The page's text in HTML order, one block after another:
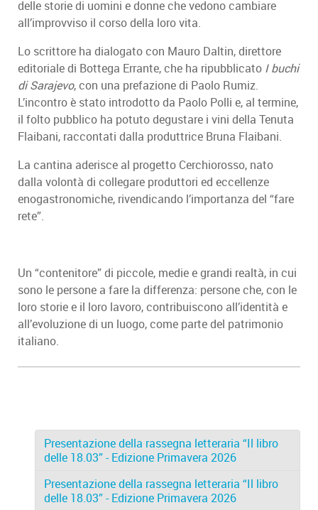
delle storie di uomini e donne che vedono cambiare
all’improvviso il corso della loro vita.
Lo scrittore ha dialogato con Mauro Daltin, direttore
editoriale di Bottega Errante, che ha ripubblicato I buchi
di Sarajevo, con una prefazione di Paolo Rumiz.
L’incontro è stato introdotto da Paolo Polli e, al termine,
il folto pubblico ha potuto degustare i vini della Tenuta
Flaibani, raccontati dalla produttrice Bruna Flaibani.
La cantina aderisce al progetto Cerchiorosso, nato
dalla volontà di collegare produttori ed eccellenze
enogastronomiche, rivendicando l’importanza del “fare
rete”.
Un “contenitore” di piccole, medie e grandi realtà, in cui
sono le persone a fare la differenza: persone che, con le
loro storie e il loro lavoro, contribuiscono all’identità e
all’evoluzione di un luogo, come parte del patrimonio
italiano.
Presentazione della rassegna letteraria “Il libro
delle 18.03” - Edizione Primavera 2026
Presentazione della rassegna letteraria “Il libro
delle 18.03” - Edizione Primavera 2026